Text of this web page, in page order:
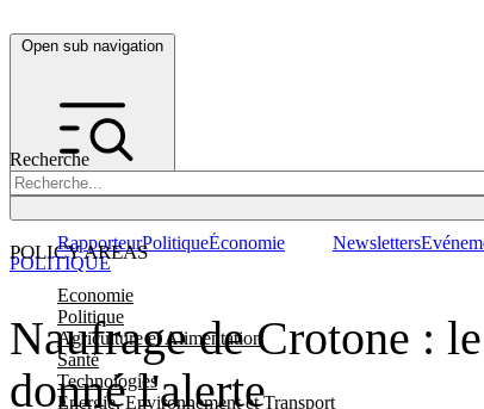
Open sub navigation
Recherche
POLICY AREAS
Economie
Politique
Agriculture et Alimentation
Santé
Technologies
Energie, Environnement et Transport
RapporteurPolitiqueÉconomie Newsletters
Naufrage de Crotone :
donné l'alerte
POLITIQUE